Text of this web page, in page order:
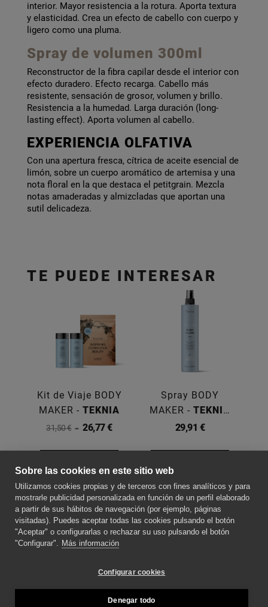
interior. Mayor resistencia a la rotura. Aporta textura
y elasticidad. Crea un efecto de cabello con cuerpo y
ligero como una pluma.
Spray de volumen 300ml
Reconstructor de la fibra capilar desde el interior con
efecto duradero. Efecto recarga. Cabello más
resistente, sensación de grosor, volumen y brillo.
Resistencia a la humedad. Larga duración (long-
lasting effect). Aporta volumen al cabello.
EXPERIENCIA OLFATIVA
Con una apertura fresca, cítrica de aceite esencial de
limón, sobre un cuerpo aromático de artemisa y una
nota floral en la que destaca el petitgrain. Mezcla
notas amaderadas y almizcladas que aportan una
sutil delicadeza.
TE PUEDE INTERESAR
Kit de Viaje BODY
MAKER - TEKNIA
31,50 € 26,77 €
Comprar
Spray BODY
MAKER - TEKNIA
300ML
29,91 €
SOBRE NOSOTROS
CONTACTE CON NOSOTROS
SÍGUENOS PARA ESTAR AL DÍA DE LAS
Sobre las cookies en este sitio web
Utilizamos cookies propias y de terceros con fines analíticos y para
mostrarle publicidad personalizada en función de un perfil elaborado
a partir de sus hábitos de navegación (por ejemplo, páginas
visitadas). Puedes aceptar todas las cookies pulsando el botón
"Aceptar" o configurarlas o rechazar su uso pulsando el botón
"Configurar". Más información
Configurar cookies
Denegar todo